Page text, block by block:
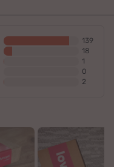
139
18
1
0
2